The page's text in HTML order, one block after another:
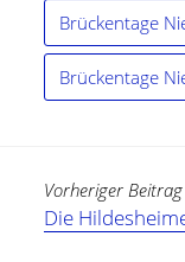
Brückentage
Brückentage
Vorheriger Beitrag
Die